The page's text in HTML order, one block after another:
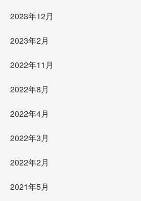
2023年12月
2023年2月
2022年11月
2022年8月
2022年4月
2022年3月
2022年2月
2021年5月